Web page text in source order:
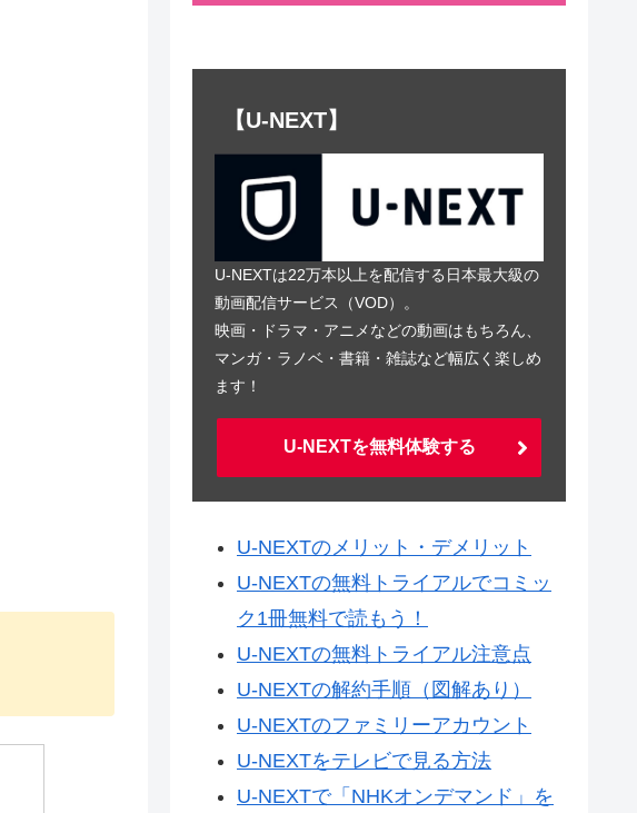
【U-NEXT】
U-NEXTは22万本以上を配信する日本最大級の
動画配信サービス（VOD）。
映画・ドラマ・アニメなどの動画はもちろん、
マンガ・ラノベ・書籍・雑誌など幅広く楽しめ
ます！
U-NEXTを無料体験する
U-NEXTのメリット・デメリット
U-NEXTの無料トライアルでコミッ
ク1冊無料で読もう！
U-NEXTの無料トライアル注意点
U-NEXTの解約手順（図解あり）
U-NEXTのファミリーアカウント
U-NEXTをテレビで見る方法
U-NEXTで「NHKオンデマンド」を